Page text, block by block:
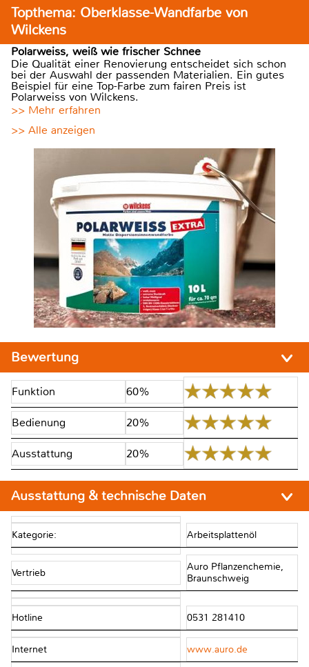
Topthema: Oberklasse-Wandfarbe von
Wilckens
Polarweiss, weiß wie frischer Schnee
Die Qualität einer Renovierung entscheidet sich schon
bei der Auswahl der passenden Materialien. Ein gutes
Beispiel für eine Top-Farbe zum fairen Preis ist
Polarweiss von Wilckens.
>> Mehr erfahren
>> Alle anzeigen
Bewertung
Funktion 60%
Bedienung 20%
Ausstattung 20%
Ausstattung & technische Daten
Kategorie: Arbeitsplattenöl
Vertrieb
Auro Pflanzenchemie,
Braunschweig
Hotline 0531 281410
Internet www.auro.de